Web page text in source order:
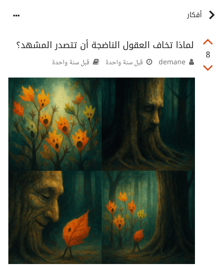
أفكار
8
لماذا تخاف العقول الناضجة أن تتصدر المشهد؟
قبل سنة واحدة قبل سنة واحدة